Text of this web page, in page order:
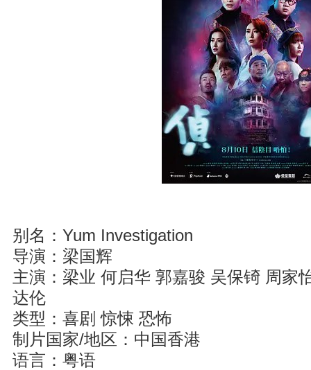
别名：Yum Investigation
导演：梁国辉
主演：梁业 何启华 郭嘉骏 吴保锜 周家
达伦
类型：喜剧 惊悚 恐怖
制片国家/地区：中国香港
语言：粤语